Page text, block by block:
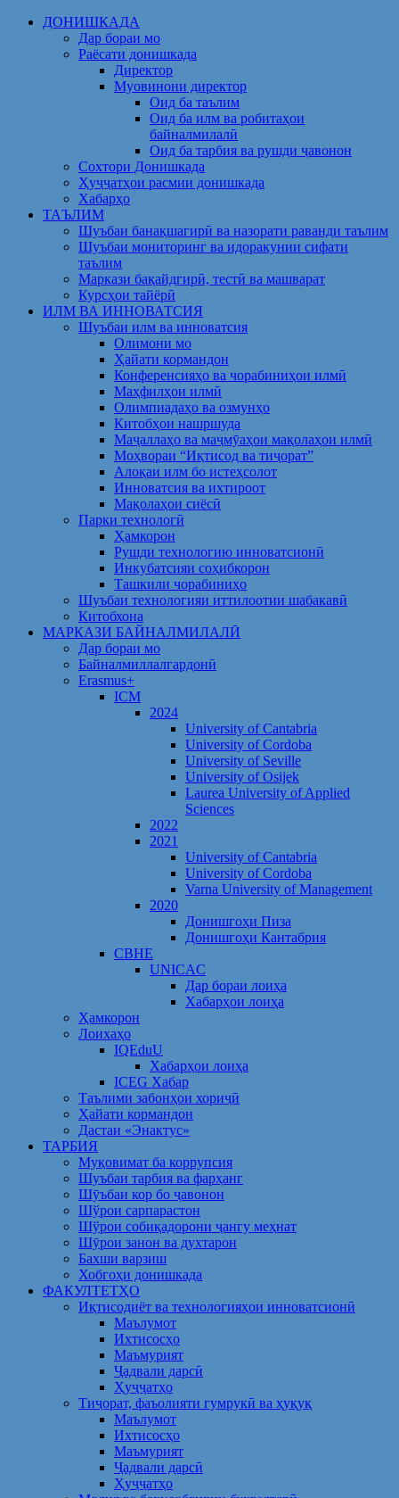
Skip
ДОНИШКАДА
Дар бораи мо
Раёсати донишкада
Директор
Муовинони директор
Оид ба таълим
Оид ба илм ва робитаҳои
байналмилалӣ
Оид ба тарбия ва рушди ҷавонон
Сохтори Донишкада
Ҳуҷҷатҳои расмии донишкада
Хабарҳо
ТАЪЛИМ
Шуъбаи банақшагирӣ ва назорати раванди таълим
Шуъбаи мониторинг ва идоракунии сифати
таълим
Маркази бақайдгирӣ, тестӣ ва машварат
Курсҳои тайёрӣ
ИЛМ ВА ИННОВАТСИЯ
Шуъбаи илм ва инноватсия
Олимони мо
Ҳайати кормандон
Конференсияҳо ва чорабиниҳои илмӣ
Маҳфилҳои илмӣ
Олимпиадаҳо ва озмунҳо
Китобҳои нашршуда
Маҷаллаҳо ва маҷмӯаҳои мақолаҳои илмӣ
Моҳвораи “Иқтисод ва тиҷорат”
Алоқаи илм бо истеҳсолот
Инноватсия ва ихтироот
Мақолаҳои сиёсӣ
Парки технологӣ
Ҳамкорон
Рушди технологию инноватсионӣ
Инкубатсияи соҳибкорон
Ташкили чорабиниҳо
Шуъбаи технологияи иттилоотии шабакавӣ
Китобхона
МАРКАЗИ БАЙНАЛМИЛАЛӢ
Дар бораи мо
Байналмиллалгардонӣ
Erasmus+
ICM
2024
University of Cantabria
University of Cordoba
University of Seville
University of Osijek
Laurea University of Applied
Sciences
2022
2021
University of Cantabria
University of Cordoba
Varna University of Management
2020
Донишгоҳи Пиза
Донишгоҳи Кантабрия
CBHE
UNICAC
Дар бораи лоиҳа
Хабарҳои лоиҳа
Ҳамкорон
Лоихаҳо
IQEduU
Хабарҳои лоиҳа
ICEG Хабар
Таълими забонҳои хориҷӣ
Ҳайати кормандон
Дастаи «Энактус»
ТАРБИЯ
Муқовимат ба коррупсия
Шуъбаи тарбия ва фарҳанг
Шӯъбаи кор бо ҷавонон
Шўрои сарпарастон
Шўрои собиқадорони ҷангу меҳнат
Шӯрои занон ва духтарон
Бахши варзиш
Хобгоҳи донишкада
ФАКУЛТЕТҲО
Иқтисодиёт ва технологияҳои инноватсионӣ
Маълумот
Ихтисосҳо
Маъмурият
Ҷадвали дарсӣ
Ҳуҷҷатҳо
Тиҷорат, фаъолияти гумрукӣ ва ҳуқуқ
Маълумот
Ихтисосҳо
Маъмурият
Ҷадвали дарсӣ
Ҳуҷҷатҳо